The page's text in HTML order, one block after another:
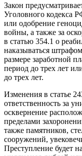
Закон
Уголовного кодекса
или одобрение
войны, а также за
в статью 354.1 о
наказываться
размере заработной
период до трех лет
до трех лет.
Изменения в статье
ответственность за
осквернение
пределами
также памятников,
сооружений,
Преступление будет